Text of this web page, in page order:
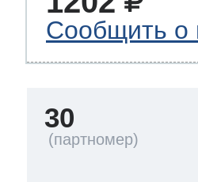
Сообщить о
30